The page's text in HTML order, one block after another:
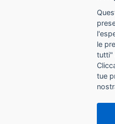
Impostazioni
I prezzi indicati sile
tutti"
tue